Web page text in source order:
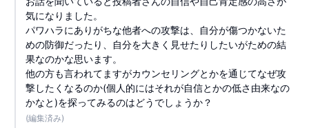
気になりました。
パワハラにありがちな他者への攻撃は、自分が傷つかないた
めの防御だったり、自分を大きく見せたりしたいがための結
果なのかな思います。
他の方も言われてますがカウンセリングとかを通じてなぜ攻
撃したくなるのか(個人的にはそれが自信とかの低さ由来なの
かなと)を探ってみるのはどうでしょうか？
(編集済み)